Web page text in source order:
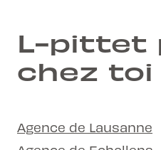
L-pittet
chez toi
Agence de Lausanne